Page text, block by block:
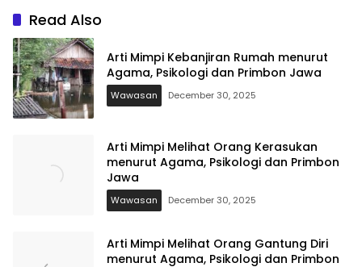
Read Also
Arti Mimpi Kebanjiran Rumah menurut
Agama, Psikologi dan Primbon Jawa
Wawasan December 30, 2025
Arti Mimpi Melihat Orang Kerasukan
menurut Agama, Psikologi dan Primbon
Jawa
Wawasan December 30, 2025
Arti Mimpi Melihat Orang Gantung Diri
menurut Agama, Psikologi dan Primbon